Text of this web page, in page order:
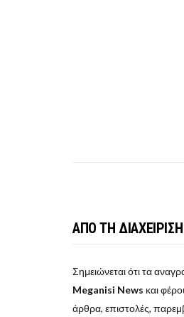
ΑΠΟ ΤΗ ΔΙΑΧΕΙΡΙΣΗ
Σημειώνεται ότι τα
Meganisi News και
άρθρα, επιστολές,